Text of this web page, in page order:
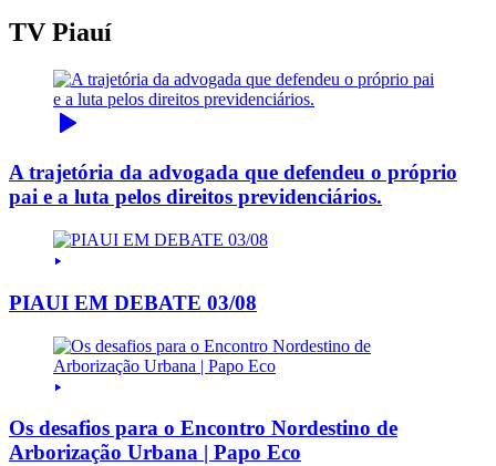
TV Piauí
A trajetória da advogada que defendeu o próprio
pai e a luta pelos direitos previdenciários.
PIAUI EM DEBATE 03/08
Os desafios para o Encontro Nordestino de
Arborização Urbana | Papo Eco